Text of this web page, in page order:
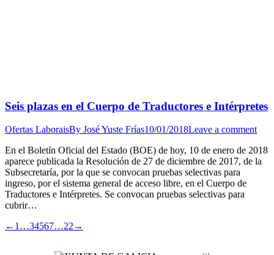
Seis plazas en el Cuerpo de Traductores e Intérpretes
Ofertas LaboraisBy José Yuste Frías10/01/2018Leave a comment
En el Boletín Oficial del Estado (BOE) de hoy, 10 de enero de 2018
aparece publicada la Resolución de 27 de diciembre de 2017, de la
Subsecretaría, por la que se convocan pruebas selectivas para
ingreso, por el sistema general de acceso libre, en el Cuerpo de
Traductores e Intérpretes. Se convocan pruebas selectivas para
cubrir…
← 1 …34567…22 →